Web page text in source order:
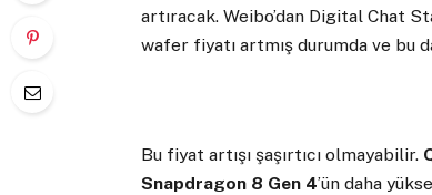
artıracak. Weibo’dan Digital Chat
wafer fiyatı artmış durumda ve bu
Bu fiyat artışı şaşırtıcı olmayabilir.
Snapdragon 8 Gen 4’ün daha